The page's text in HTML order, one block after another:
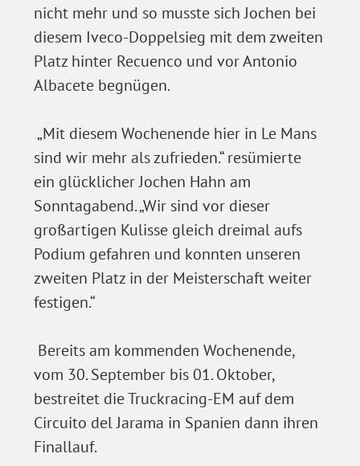
nicht mehr und so musste sich Jochen bei
diesem Iveco-Doppelsieg mit dem zweiten
Platz hinter Recuenco und vor Antonio
Albacete begnügen.
„Mit diesem Wochenende hier in Le Mans
sind wir mehr als zufrieden.“ resümierte
ein glücklicher Jochen Hahn am
Sonntagabend. „Wir sind vor dieser
großartigen Kulisse gleich dreimal aufs
Podium gefahren und konnten unseren
zweiten Platz in der Meisterschaft weiter
festigen.“
Bereits am kommenden Wochenende,
vom 30. September bis 01. Oktober,
bestreitet die Truckracing-EM auf dem
Circuito del Jarama in Spanien dann ihren
Finallauf.